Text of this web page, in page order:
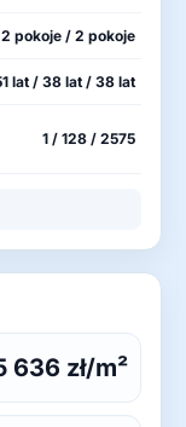
pokoje / 2 pokoje
lat / 38 lat / 38 lat
1 / 128 / 2575
636 zł/m²